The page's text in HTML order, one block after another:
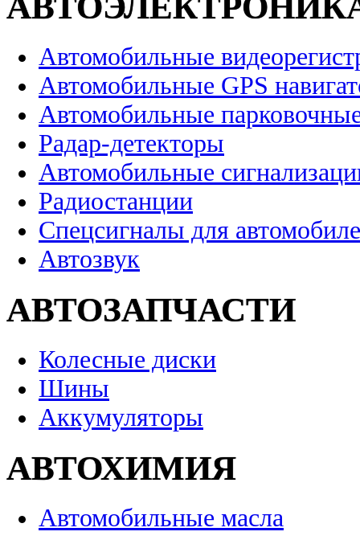
Автомобильные
Автомобильные GPS
Автомобильные
Радар-детекторы
Автомобильные
Радиостанции
Спецсигналы для
Автозвук
АВТОЗАПЧАСТИ
Колесные диски
Шины
Аккумуляторы
АВТОХИМИЯ
Автомобильные масла